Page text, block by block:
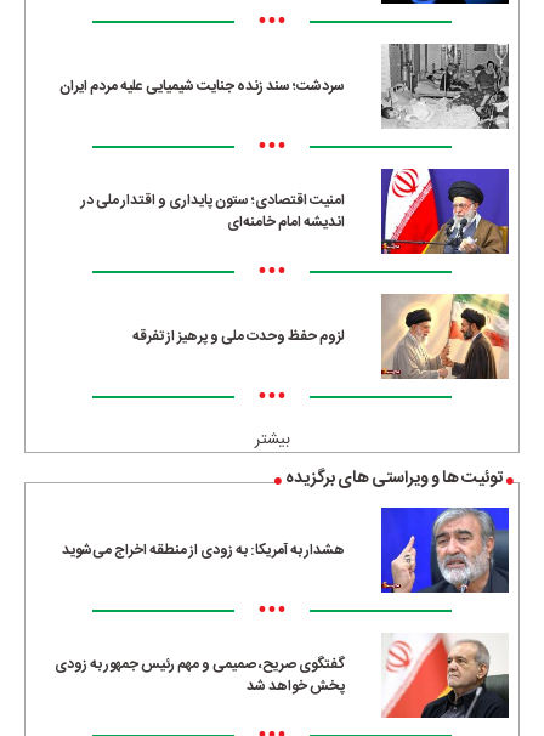
•••
سردشت؛ سند زنده جنایت شیمیایی علیه مردم ایران
•••
امنیت اقتصادی؛ ستون پایداری و اقتدار ملی در
اندیشه امام خامنه‌ای
•••
لزوم حفظ وحدت ملی و پرهیز از تفرقه
•••
بیشتر
توئیت ها و ویراستی های برگزیده
هشدار به آمریکا: به زودی از منطقه اخراج می‌شوید
•••
گفتگوی صریح، صمیمی و مهم رئیس جمهور به زودی
پخش خواهد شد